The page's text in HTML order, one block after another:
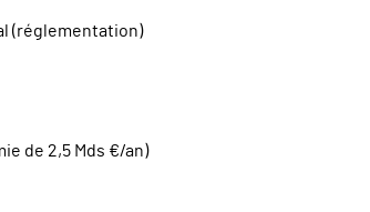
(réglementation)
de 2,5 Mds €/an)